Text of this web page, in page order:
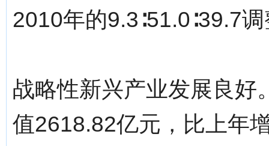
2010年的9.3∶51.0∶39.7
战略性新兴产业发展良好
值2618.82亿元，比上年